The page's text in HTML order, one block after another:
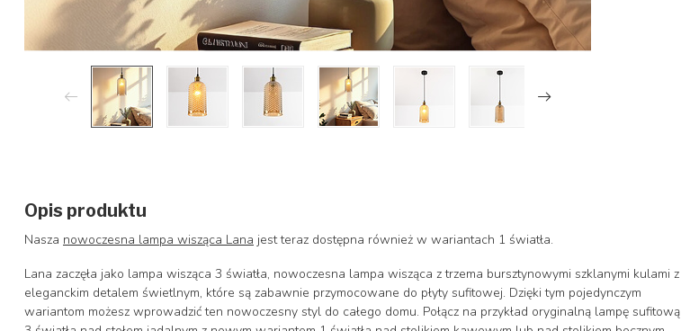
Opis produktu
Nasza nowoczesna lampa wisząca Lana jest teraz dostępna również w wariantach 1 światła.
Lana zaczęła jako lampa wisząca 3 światła, nowoczesna lampa wisząca z trzema bursztynowymi szklanymi kulami z
eleganckim detalem świetlnym, które są zabawnie przymocowane do płyty sufitowej. Dzięki tym pojedynczym
wariantom możesz wprowadzić ten nowoczesny styl do całego domu. Połącz na przykład oryginalną lampę sufitową